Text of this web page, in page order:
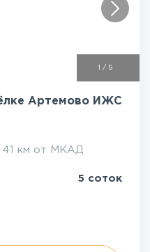
/ 5
Артемово ИЖС
41 км от МКАД
5 соток